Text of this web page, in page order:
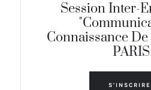
Session Inter-
Connaissance
PARIS
S'INSCRIRE